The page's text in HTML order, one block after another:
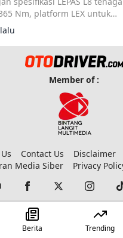
Nm, platform LEX untuk
dan kontrol elegan di
Member of :
Contact Us Disclaimer
Media Siber
Privacy
© 2023 Copyright:
Berita Trending